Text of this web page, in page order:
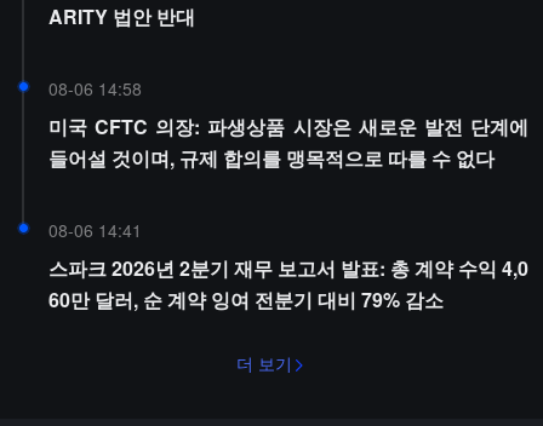
ARITY 법안 반대
08-06 14:58
미국 CFTC 의장: 파생상품 시장은 새로운 발전 단계에
들어설 것이며, 규제 합의를 맹목적으로 따를 수 없다
08-06 14:41
스파크 2026년 2분기 재무 보고서 발표: 총 계약 수익 4,0
60만 달러, 순 계약 잉여 전분기 대비 79% 감소
더 보기